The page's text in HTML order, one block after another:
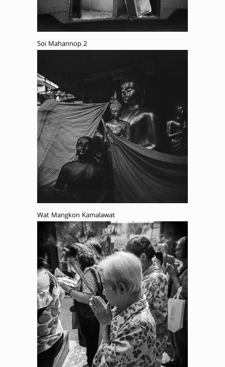
Soi Mahannop 2
Wat Mangkon Kamalawat